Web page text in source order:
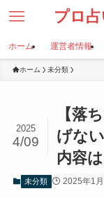
プロ
ホーム 運営者情報
ホーム 未分類
【落
げな
内容
2025
4/09
未分類 2025年1